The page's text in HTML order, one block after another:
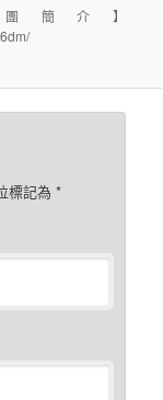
簡介】
標記為*